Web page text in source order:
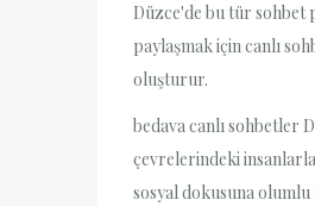
Düzce'de bu tür sohbet
paylaşmak için canlı
oluşturur.
bedava canlı sohbetler
çevrelerindeki
sosyal dokusuna olumlu